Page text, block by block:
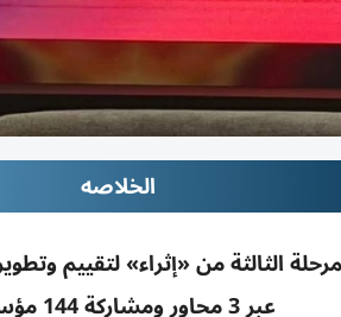
الخلاصه
الثالثة من «إثراء» لتقييم
عبر 3 محاور ومشاركة 144 مؤسسة